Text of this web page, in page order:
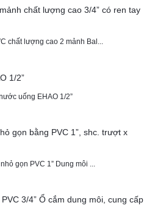
chất lượng cao 2 mảnh Bal...
uống EHAO 1/2”
gọn PVC 1” Dung môi ...